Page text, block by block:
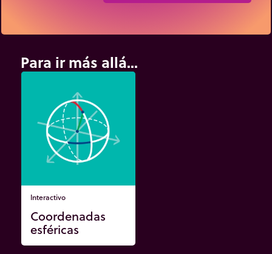
Para ir más allá...
Interactivo
Coordenadas
esféricas